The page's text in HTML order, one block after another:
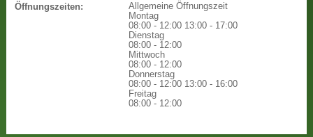
Öffnungszeiten:
Allgemeine Öffnungszeit
Montag
08:00 - 12:00 13:00 - 17:00
Dienstag
08:00 - 12:00
Mittwoch
08:00 - 12:00
Donnerstag
08:00 - 12:00 13:00 - 16:00
Freitag
08:00 - 12:00